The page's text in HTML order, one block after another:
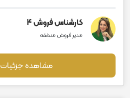
کارشناس فروش 4
مدیر فروش منطقه
مشاهده جزئیات